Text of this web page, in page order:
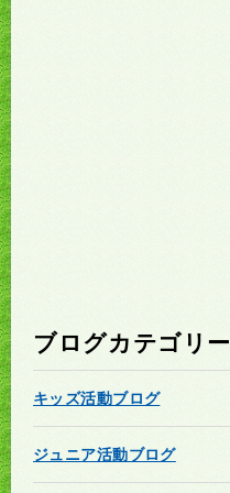
ブログカテゴリー
キッズ活動ブログ
ジュニア活動ブログ